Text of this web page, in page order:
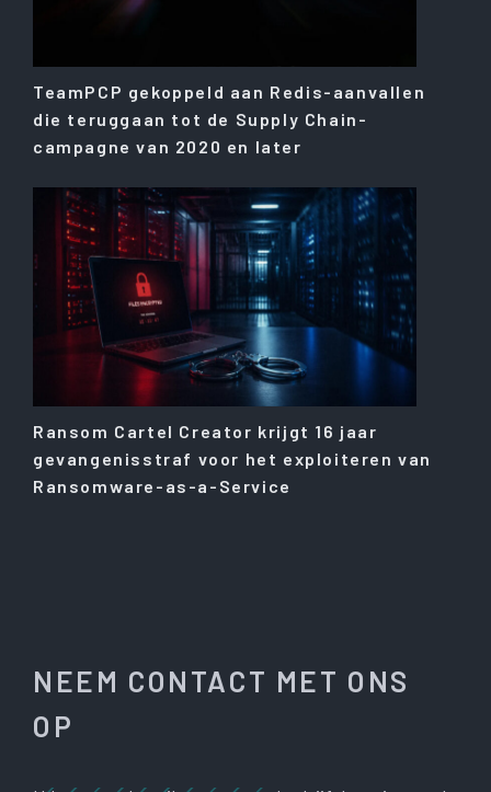
TeamPCP gekoppeld aan Redis-aanvallen
die teruggaan tot de Supply Chain-
campagne van 2020 en later
Ransom Cartel Creator krijgt 16 jaar
gevangenisstraf voor het exploiteren van
Ransomware-as-a-Service
NEEM CONTACT MET ONS
OP